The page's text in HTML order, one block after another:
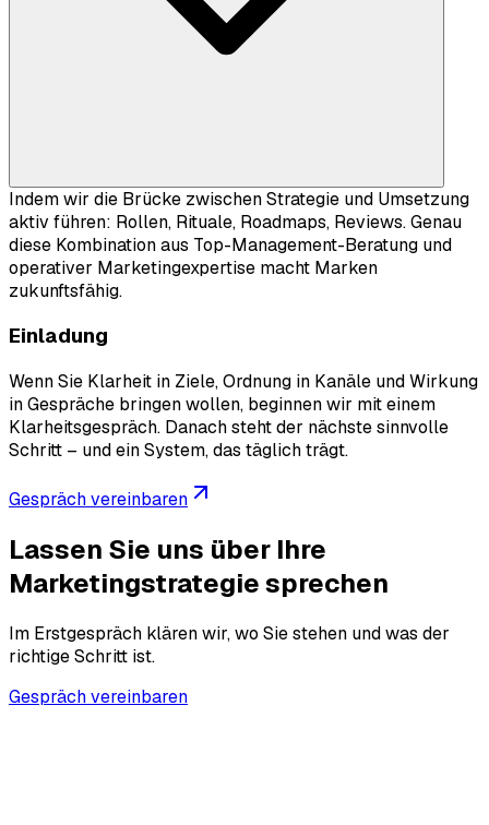
Indem wir die Brücke zwischen Strategie und Umsetzung
aktiv führen: Rollen, Rituale, Roadmaps, Reviews. Genau
diese Kombination aus Top-Management-Beratung und
operativer Marketingexpertise macht Marken
zukunftsfähig.
Einladung
Wenn Sie Klarheit in Ziele, Ordnung in Kanäle und Wirkung
in Gespräche bringen wollen, beginnen wir mit einem
Klarheitsgespräch. Danach steht der nächste sinnvolle
Schritt – und ein System, das täglich trägt.
Gespräch vereinbaren
Lassen Sie uns über Ihre
Marketingstrategie sprechen
Im Erstgespräch klären wir, wo Sie stehen und was der
richtige Schritt ist.
Gespräch vereinbaren